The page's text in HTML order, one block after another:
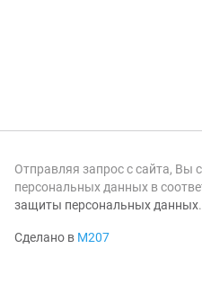
Отправляя запрос с сайта, Вы
персональных данных в
защиты персональных данных.
Сделано в М207